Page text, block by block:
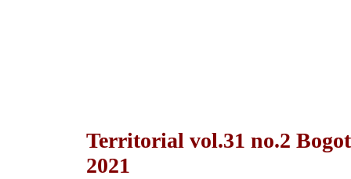
Territorial vol.31 no.2
2021